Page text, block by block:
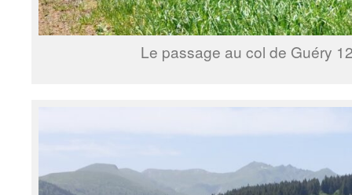
Le passage au col de Guéry